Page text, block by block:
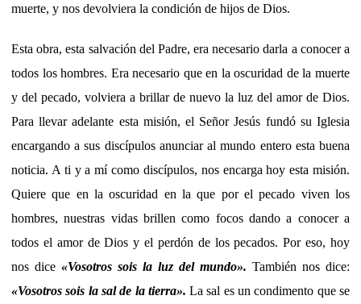
muerte, y nos devolviera la condición de hijos de Dios.
Esta obra, esta salvación del Padre, era necesario darla a conocer a
todos los hombres. Era necesario que en la oscuridad de la muerte
y del pecado, volviera a brillar de nuevo la luz del amor de Dios.
Para llevar adelante esta misión, el Señor Jesús fundó su Iglesia
encargando a sus discípulos anunciar al mundo entero esta buena
noticia. A ti y a mí como discípulos, nos encarga hoy esta misión.
Quiere que en la oscuridad en la que por el pecado viven los
hombres, nuestras vidas brillen como focos dando a conocer a
todos el amor de Dios y el perdón de los pecados. Por eso, hoy
nos dice «Vosotros sois la luz del mundo». También nos dice:
«Vosotros sois la sal de la tierra». La sal es un condimento que se